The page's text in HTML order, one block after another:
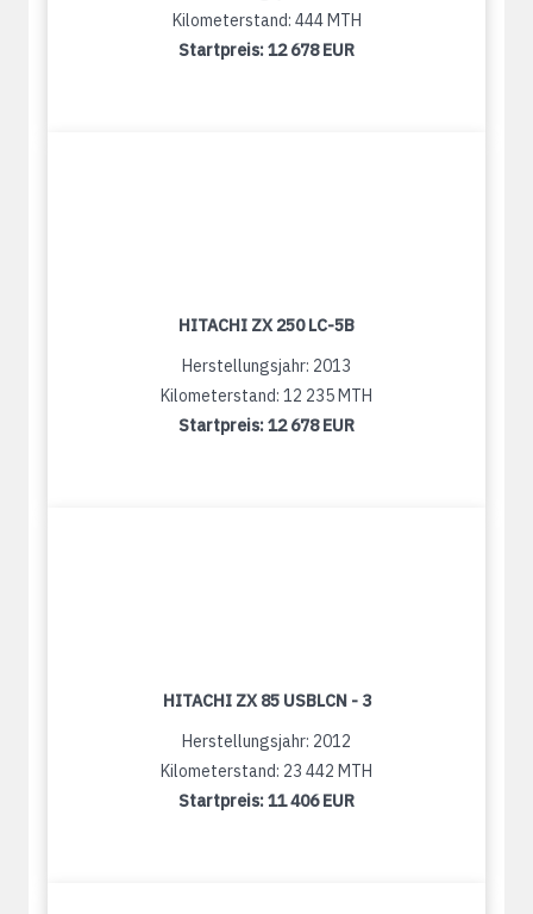
Kilometerstand: 444 MTH
Startpreis:12 678 EUR
HITACHI ZX 250 LC-5B
Herstellungsjahr: 2013
Kilometerstand: 12 235 MTH
Startpreis:12 678 EUR
HITACHI ZX 85 USBLCN - 3
Herstellungsjahr: 2012
Kilometerstand: 23 442 MTH
Startpreis:11 406 EUR